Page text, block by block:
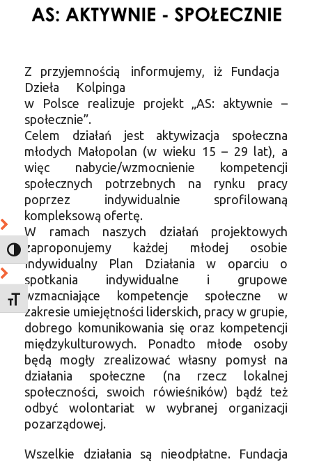
TOGGLE HIGH CONTRAST
TOGGLE FONT SIZE
Z przyjemnością informujemy, iż Fundacja
Dzieła Kolpinga
w Polsce realizuje projekt „AS: aktywnie –
społecznie”.
Celem działań jest aktywizacja społeczna
młodych Małopolan (w wieku 15 – 29 lat), a
więc nabycie/wzmocnienie kompetencji
społecznych potrzebnych na rynku pracy
poprzez indywidualnie sprofilowaną
kompleksową ofertę.
W ramach naszych działań projektowych
zaproponujemy każdej młodej osobie
Indywidualny Plan Działania w oparciu o
spotkania indywidualne i grupowe
wzmacniające kompetencje społeczne w
zakresie umiejętności liderskich, pracy w grupie,
dobrego komunikowania się oraz kompetencji
międzykulturowych. Ponadto młode osoby
będą mogły zrealizować własny pomysł na
działania społeczne (na rzecz lokalnej
społeczności, swoich rówieśników) bądź też
odbyć wolontariat w wybranej organizacji
pozarządowej.
Wszelkie działania są nieodpłatne. Fundacja